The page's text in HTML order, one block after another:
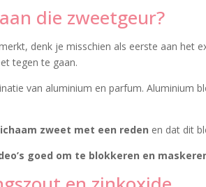
die zweetgeur?
denk je misschien als eerste aan het
tegen te gaan.
van aluminium en parfum. Aluminium
zweet met een reden en dat dit
goed om te blokkeren en